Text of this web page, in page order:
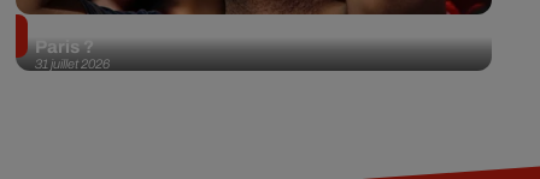
31 juillet 2026
Paris ?